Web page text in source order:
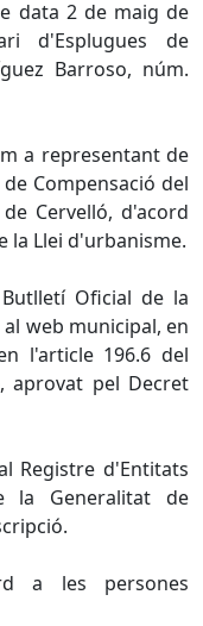
data 2 de maig de
d'Esplugues de
Barroso, núm.
a representant de
Compensació del
Cervelló, d'acord
la Llei d'urbanisme.
Oficial de la
web municipal, en
l'article 196.6 del
aprovat pel Decret
Registre d'Entitats
la Generalitat de
a les persones